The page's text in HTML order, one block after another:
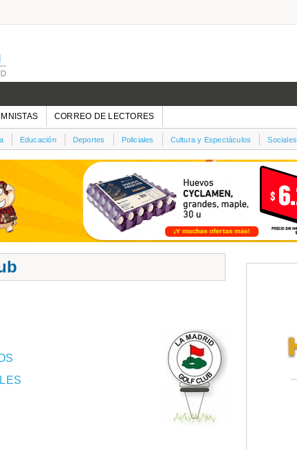
CORREO DE LECTORES
Educación Deportes Policiales Cultura y Espectáculos Sociales